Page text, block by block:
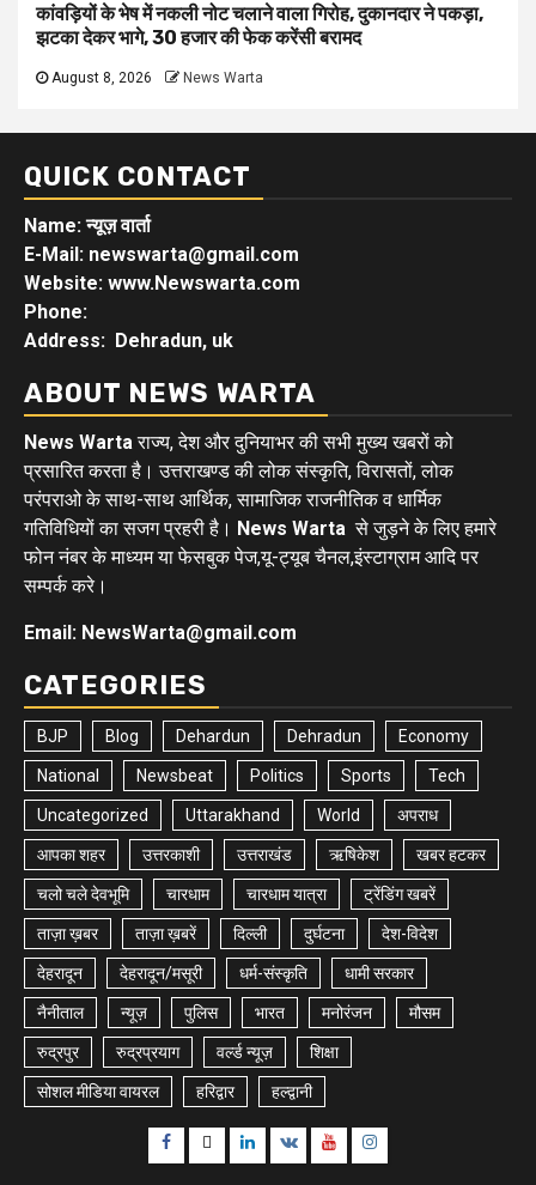
कांवड़ियों के भेष में नकली नोट चलाने वाला गिरोह, दुकानदार ने पकड़ा,
झटका देकर भागे, 30 हजार की फेक करेंसी बरामद
August 8, 2026 News Warta
QUICK CONTACT
Name: न्यूज़ वार्ता
E-Mail: newswarta@gmail.com
Website: www.Newswarta.com
Phone:
Address: Dehradun, uk
ABOUT NEWS WARTA
News Warta राज्य, देश और दुनियाभर की सभी मुख्य खबरों को
प्रसारित करता है। उत्तराखण्ड की लोक संस्कृति, विरासतों, लोक
परंपराओ के साथ-साथ आर्थिक, सामाजिक राजनीतिक व धार्मिक
गतिविधियों का सजग प्रहरी है। News Warta से जुड़ने के लिए हमारे
फोन नंबर के माध्यम या फेसबुक पेज,यू-ट्यूब चैनल,इंस्टाग्राम आदि पर
सम्पर्क करे।
Email: NewsWarta@gmail.com
CATEGORIES
BJP Blog Dehardun Dehradun Economy
National Newsbeat Politics Sports Tech
Uncategorized Uttarakhand World अपराध
आपका शहर उत्तरकाशी उत्तराखंड ऋषिकेश खबर हटकर
चलो चले देवभूमि चारधाम चारधाम यात्रा ट्रेंडिंग खबरें
ताज़ा ख़बर ताज़ा ख़बरें दिल्ली दुर्घटना देश-विदेश
देहरादून देहरादून/मसूरी धर्म-संस्कृति धामी सरकार
नैनीताल न्यूज़ पुलिस भारत मनोरंजन मौसम
रुद्रपुर रुद्रप्रयाग वर्ल्ड न्यूज़ शिक्षा
सोशल मीडिया वायरल हरिद्वार हल्द्वानी
Facebook
TwitterLinkedin
VK YoutubeInstagram